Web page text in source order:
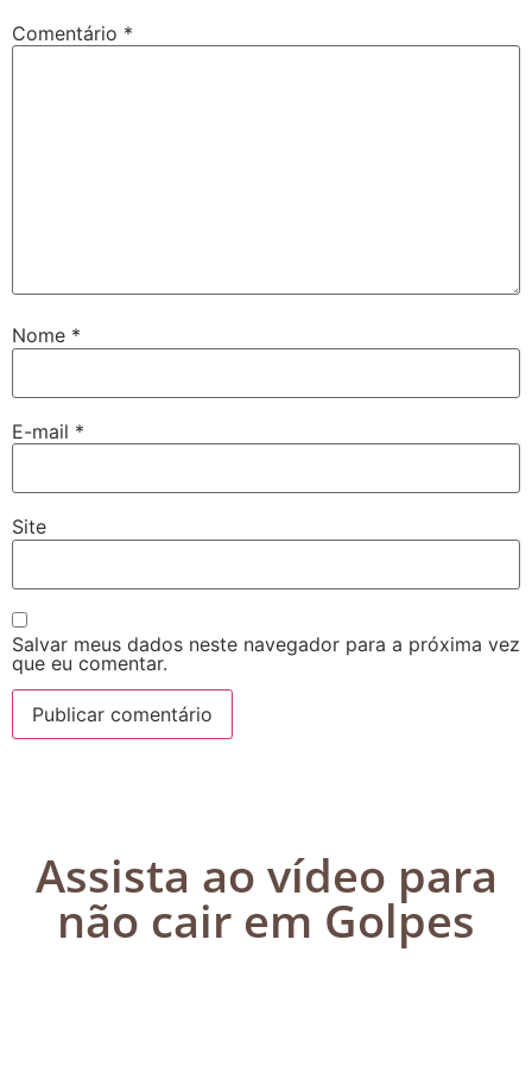
Comentário *
Nome *
E-mail *
Site
Salvar meus dados neste navegador para a próxima vez
que eu comentar.
Assista ao vídeo para
não cair em Golpes